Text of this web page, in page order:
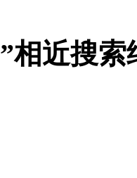
”相近搜索